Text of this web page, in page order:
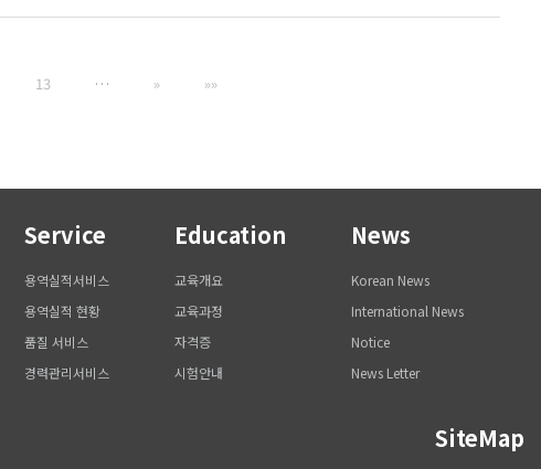
13 … » »»
Service
용역실적서비스
용역실적 현황
품질 서비스
경력관리서비스
Education
교육개요
교육과정
자격증
시험안내
News
Korean News
International News
Notice
News Letter
SiteMap